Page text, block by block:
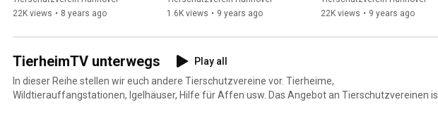
22K views • 8 years ago
1.6K views • 9 years ago
22K views • 9 years ago
TierheimTV unterwegs
Play all
In dieser Reihe stellen wir euch andere Tierschutzvereine vor. Tierheime,
Wildtierauffangstationen, Igelhäuser, Hilfe für Affen usw. Das Angebot an Tierschutzvereinen ist